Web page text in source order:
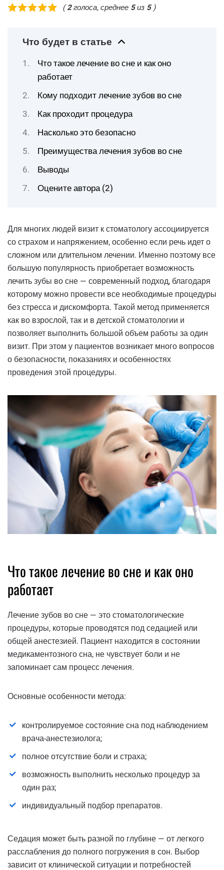
(2голоса, среднее 5из 5)
Что будет в статье
Что такое лечение во сне и как оно
работает
Кому подходит лечение зубов во сне
Как проходит процедура
Насколько это безопасно
Преимущества лечения зубов во сне
Выводы
Оцените автора (2)
Для многих людей визит к стоматологу ассоциируется
со страхом и напряжением, особенно если речь идет о
сложном или длительном лечении. Именно поэтому все
большую популярность приобретает возможность
лечить зубы во сне — современный подход, благодаря
которому можно провести все необходимые процедуры
без стресса и дискомфорта. Такой метод применяется
как во взрослой, так и в детской стоматологии и
позволяет выполнить большой объем работы за один
визит. При этом у пациентов возникает много вопросов
о безопасности, показаниях и особенностях
проведения этой процедуры.
Что такое лечение во сне и как оно
работает
Лечение зубов во сне — это стоматологические
процедуры, которые проводятся под седацией или
общей анестезией. Пациент находится в состоянии
медикаментозного сна, не чувствует боли и не
запоминает сам процесс лечения.
Основные особенности метода:
контролируемое состояние сна под наблюдением
врача-анестезиолога;
полное отсутствие боли и страха;
возможность выполнить несколько процедур за
один раз;
индивидуальный подбор препаратов.
Седация может быть разной по глубине — от легкого
расслабления до полного погружения в сон. Выбор
зависит от клинической ситуации и потребностей